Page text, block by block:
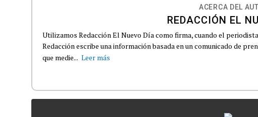
ACERCA DEL
REDACCIÓN EL
Utilizamos Redacción El Nuevo Día como firma, cuando el
Redacción escribe una información basada en un comunicado de
que medie... Leer más